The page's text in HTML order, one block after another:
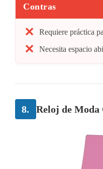
Contras
Requiere práctica
Necesita espacio
8. Reloj de Moda